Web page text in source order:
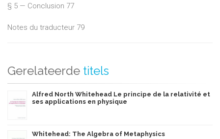
§ 5 — Conclusion 77
Notes du traducteur 79
Gerelateerde titels
Alfred North Whitehead Le principe de la relativité et
ses applications en physique
Whitehead: The Algebra of Metaphysics